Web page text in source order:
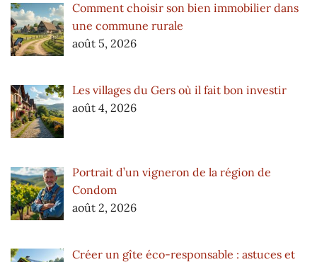
Comment choisir son bien immobilier dans
une commune rurale
août 5, 2026
Les villages du Gers où il fait bon investir
août 4, 2026
Portrait d’un vigneron de la région de
Condom
août 2, 2026
Créer un gîte éco-responsable : astuces et